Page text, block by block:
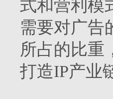
式和营利模
需要对广告
所占的比重
打造IP产业